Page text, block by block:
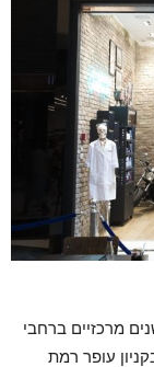
מרכזיים ברחבי
ה 28 לפברואר: בקניון עופר רמת